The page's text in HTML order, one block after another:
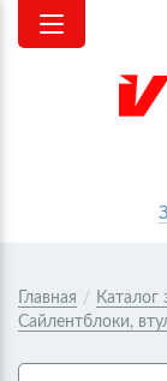
Главная / Каталог
Сайлентблоки,